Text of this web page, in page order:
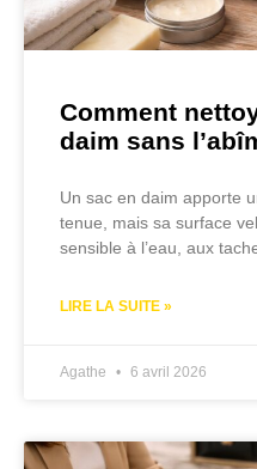
Comment
daim sans
Un sac en daim apporte
tenue, mais sa surface
sensible à l’eau, aux
LIRE LA SUITE »
Agathe 6 avril 2026